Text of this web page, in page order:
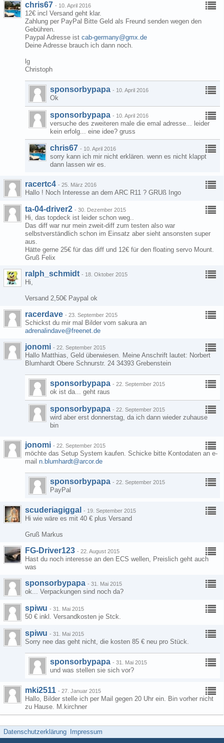
chris67 - 10. April 2016
12€ incl Versand geht klar.
Zahlung per PayPal Bitte Geld als Freund senden wegen den
Gebühren.
Paypal Adresse ist cab-germany@gmx.de
Deine Adresse brauch ich dann noch.
lg
Christoph
sponsorbypapa - 10. April 2016
Ok
sponsorbypapa - 10. April 2016
versuche des zweiteren male die emal adresse... leider
kein erfolg... eine idee? gruss
chris67 - 10. April 2016
sorry kann ich mir nicht erklären. wenn es nicht klappt
dann lassen wir es.
racertc4 - 25. März 2016
Hallo ! Noch Interesse an dem ARC R11 ? GRUß Ingo
ta-04-driver2 - 30. Dezember 2015
Hi, das topdeck ist leider schon weg..
Das diff war nur mein zweit-diff zum testen also war
selbstverständlich schon im Einsatz aber sieht ansonsten super
aus.
Hätte gerne 25€ für das diff und 12€ für den floating servo Mount.
Gruß Felix
ralph_schmidt - 18. Oktober 2015
Hi,
Versand 2,50€ Paypal ok
racerdave - 23. September 2015
Schickst du mir mal Bilder vom sakura an
adrenalindave@freenet.de
jonomi - 22. September 2015
Hallo Matthias, Geld überwiesen. Meine Anschrift lautet: Norbert
Blumhardt Obere Schnurstr. 24 34393 Grebenstein
sponsorbypapa - 22. September 2015
ok ist da... geht raus
sponsorbypapa - 22. September 2015
wird aber erst donnerstag, da ich dann wieder zuhause
bin
jonomi - 22. September 2015
möchte das Setup System kaufen. Schicke bitte Kontodaten an e-
mail n.blumhardt@arcor.de
sponsorbypapa - 22. September 2015
PayPal
scuderiagiggal - 19. September 2015
Hi wie wäre es mit 40 € plus Versand
Gruß Markus
FG-Driver123 - 22. August 2015
Hast du noch interesse an den ECS wellen, Preislich geht auch
was
sponsorbypapa - 31. Mai 2015
ok... Verpackungen sind noch da?
spiwu - 31. Mai 2015
50 € inkl. Versandkosten je Stck.
spiwu - 31. Mai 2015
Sorry nee das geht nicht, die kosten 85 € neu pro Stück.
sponsorbypapa - 31. Mai 2015
und was stellen sie sich vor?
mki2511 - 27. Januar 2015
Hallo, Bilder stelle ich per Mail gegen 20 Uhr ein. Bin vorher nicht
zu Hause. M.kirchner
Datenschutzerklärung Impressum